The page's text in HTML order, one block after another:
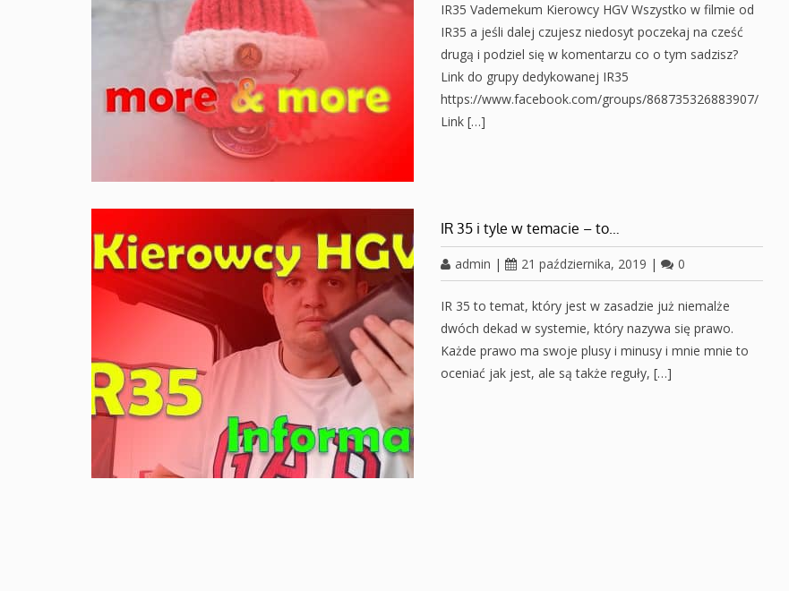
IR35 Vademekum Kierowcy HGV Wszystko w filmie od
IR35 a jeśli dalej czujesz niedosyt poczekaj na cześć
drugą i podziel się w komentarzu co o tym sadzisz?
Link do grupy dedykowanej IR35
https://www.facebook.com/groups/868735326883907/
Link […]
IR 35 i tyle w temacie – to…
admin | 21 października, 2019 | 0
IR 35 to temat, który jest w zasadzie już niemalże
dwóch dekad w systemie, który nazywa się prawo.
Każde prawo ma swoje plusy i minusy i mnie mnie to
oceniać jak jest, ale są także reguły, […]